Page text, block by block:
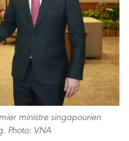
ministre singapourien
Photo: VNA